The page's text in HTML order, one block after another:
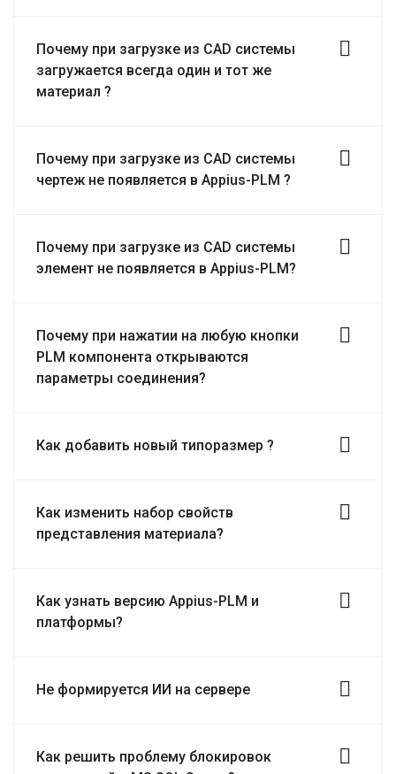
Почему при загрузке из CAD системы
загружается всегда один и тот же
материал ?
Почему при загрузке из CAD системы
чертеж не появляется в Appius-PLM ?
Почему при загрузке из CAD системы
элемент не появляется в Appius-PLM?
Почему при нажатии на любую кнопки
PLM компонента открываются
параметры соединения?
Как добавить новый типоразмер ?
Как изменить набор свойств
представления материала?
Как узнать версию Appius-PLM и
платформы?
Не формируется ИИ на сервере
Как решить проблему блокировок